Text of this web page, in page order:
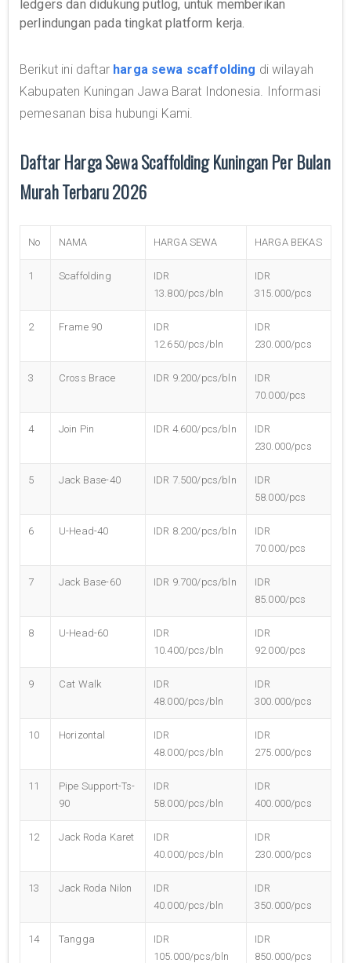
ledgers dan didukung putlog, untuk memberikan
perlindungan pada tingkat platform kerja.
Berikut ini daftar harga sewa scaffolding di wilayah
Kabupaten Kuningan Jawa Barat Indonesia. Informasi
pemesanan bisa hubungi Kami.
Daftar Harga Sewa Scaffolding Kuningan Per Bulan
Murah Terbaru 2026
No NAMA HARGA SEWA HARGA BEKAS
1 Scaffolding
IDR
13.800/pcs/bln
IDR
315.000/pcs
2 Frame 90
IDR
12.650/pcs/bln
IDR
230.000/pcs
3 Cross Brace IDR 9.200/pcs/bln
IDR
70.000/pcs
4 Join Pin IDR 4.600/pcs/bln
IDR
230.000/pcs
5 Jack Base-40 IDR 7.500/pcs/bln
IDR
58.000/pcs
6 U-Head-40 IDR 8.200/pcs/bln
IDR
70.000/pcs
7 Jack Base-60 IDR 9.700/pcs/bln
IDR
85.000/pcs
8 U-Head-60
IDR
10.400/pcs/bln
IDR
92.000/pcs
9 Cat Walk
IDR
48.000/pcs/bln
IDR
300.000/pcs
10 Horizontal
IDR
48.000/pcs/bln
IDR
275.000/pcs
11
Pipe Support-Ts-
90
IDR
58.000/pcs/bln
IDR
400.000/pcs
12 Jack Roda Karet
IDR
40.000/pcs/bln
IDR
230.000/pcs
13 Jack Roda Nilon
IDR
40.000/pcs/bln
IDR
350.000/pcs
14 Tangga
IDR
105.000/pcs/bln
IDR
850.000/pcs